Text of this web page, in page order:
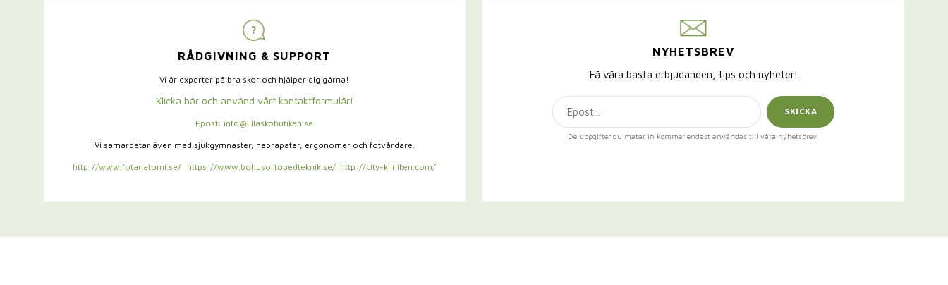
RÅDGIVNING & SUPPORT
Vi är experter på bra skor och hjälper dig gärna!
Klicka här och använd vårt kontaktformulär!
Epost: info@lillaskobutiken.se
Vi samarbetar även med sjukgymnaster, naprapater, ergonomer och fotvårdare.
http://www.fotanatomi.se/ https://www.bohusortopedteknik.se/ http://city-kliniken.com/
NYHETSBREV
Få våra bästa erbjudanden, tips och nyheter!
SKICKA
De uppgifter du matar in kommer endast användas till våra nyhetsbrev.